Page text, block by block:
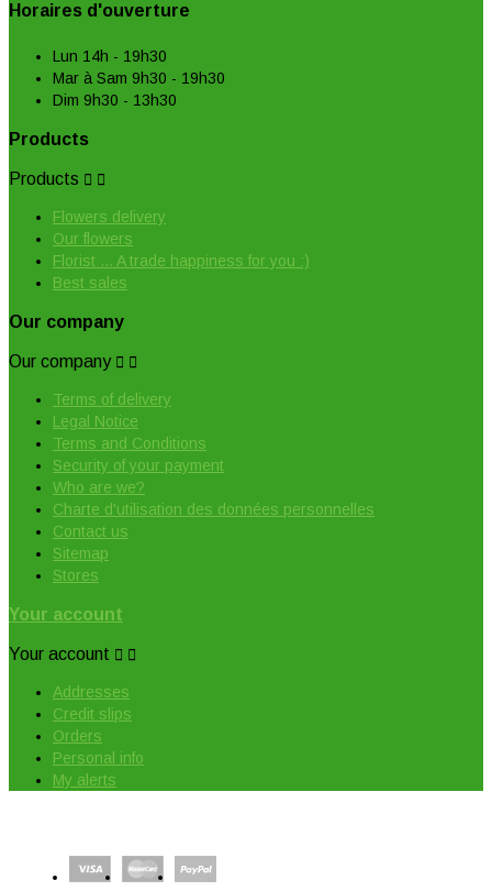
Horaires d'ouverture
Lun 14h - 19h30
Mar à Sam 9h30 - 19h30
Dim 9h30 - 13h30
Products
Products  
Flowers delivery
Our flowers
Florist ... A trade happiness for you :)
Best sales
Our company
Our company  
Terms of delivery
Legal Notice
Terms and Conditions
Security of your payment
Who are we?
Charte d'utilisation des données personnelles
Contact us
Sitemap
Stores
Your account
Your account  
Addresses
Credit slips
Orders
Personal info
My alerts